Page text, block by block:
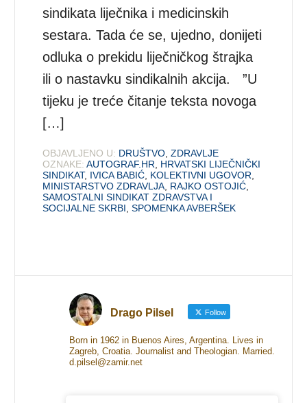
sindikata liječnika i medicinskih
sestara. Tada će se, ujedno, donijeti
odluka o prekidu liječničkog štrajka
ili o nastavku sindikalnih akcija. ”U
tijeku je treće čitanje teksta novoga
[…]
OBJAVLJENO U: DRUŠTVO,ZDRAVLJE
OZNAKE: AUTOGRAF.HR, HRVATSKI LIJEČNIČKI
SINDIKAT, IVICA BABIĆ, KOLEKTIVNI UGOVOR,
MINISTARSTVO ZDRAVLJA, RAJKO OSTOJIĆ,
SAMOSTALNI SINDIKAT ZDRAVSTVA I
SOCIJALNE SKRBI,SPOMENKA AVBERŠEK
Drago Pilsel Follow
Born in 1962 in Buenos Aires, Argentina. Lives in
Zagreb, Croatia. Journalist and Theologian. Married.
d.pilsel@zamir.net